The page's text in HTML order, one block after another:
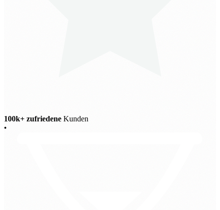
100k+ zufriedene Kunden
•